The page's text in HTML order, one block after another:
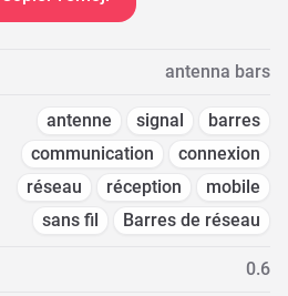
antenna bars
antenne signal
barres
communication
connexion
réseau
réception
mobile
sans fil
Barres de réseau
0.6